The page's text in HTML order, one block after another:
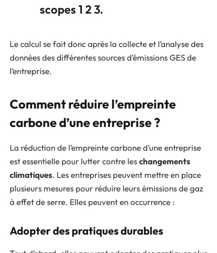
scopes 1 2 3.
Le calcul se fait donc après la collecte et l’analyse des
données des différentes sources d’émissions GES de
l’entreprise.
Comment réduire l’empreinte
carbone d’une entreprise ?
La réduction de l’empreinte carbone d’une entreprise
est essentielle pour lutter contre leschangements
climatiques. Les entreprises peuvent mettre en place
plusieurs mesures pour réduire leurs émissions de gaz
à effet de serre. Elles peuvent en occurrence :
Adopter des pratiques durables